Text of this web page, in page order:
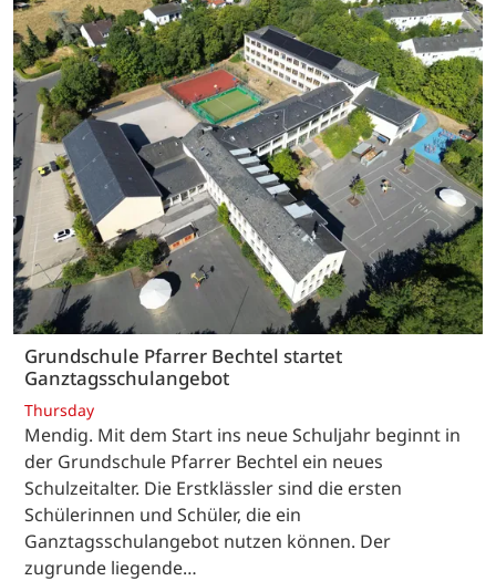
Grundschule Pfarrer Bechtel startet
Ganztagsschulangebot
Thursday
Mendig. Mit dem Start ins neue Schuljahr beginnt in
der Grundschule Pfarrer Bechtel ein neues
Schulzeitalter. Die Erstklässler sind die ersten
Schülerinnen und Schüler, die ein
Ganztagsschulangebot nutzen können. Der
zugrunde liegende…